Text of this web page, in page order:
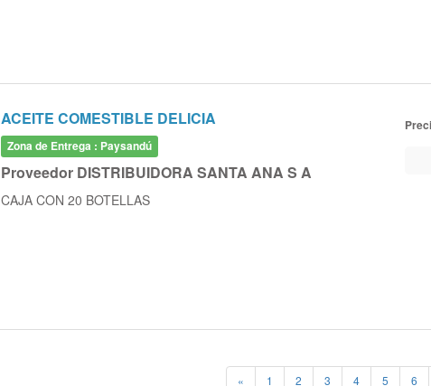
ACEITE COMESTIBLE DELICIA
Zona de Entrega : Paysandú
Proveedor DISTRIBUIDORA SANTA ANA S A
CAJA CON 20 BOTELLAS
« 1 2 3 4 5 6